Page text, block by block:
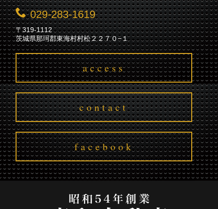
029-283-1619
〒319-1112
茨城県那珂郡東海村村松２２７０−１
access
contact
facebook